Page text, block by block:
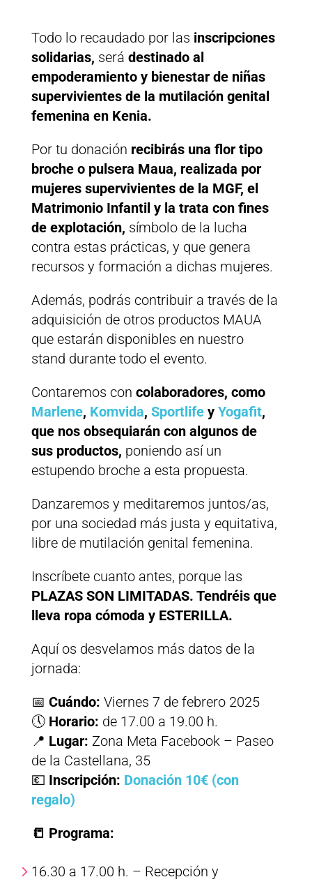
Todo lo recaudado por las inscripciones
solidarias, será destinado al
empoderamiento y bienestar de niñas
supervivientes de la mutilación genital
femenina en Kenia.
Por tu donación recibirás una flor tipo
broche o pulsera Maua, realizada por
mujeres supervivientes de la MGF, el
Matrimonio Infantil y la trata con fines
de explotación, símbolo de la lucha
contra estas prácticas, y que genera
recursos y formación a dichas mujeres.
Además, podrás contribuir a través de la
adquisición de otros productos MAUA
que estarán disponibles en nuestro
stand durante todo el evento.
Contaremos con colaboradores, como
Marlene, Komvida, Sportlifey Yogafit,
que nos obsequiarán con algunos de
sus productos, poniendo así un
estupendo broche a esta propuesta.
Danzaremos y meditaremos juntos/as,
por una sociedad más justa y equitativa,
libre de mutilación genital femenina.
Inscríbete cuanto antes, porque las
PLAZAS SON LIMITADAS. Tendréis que
lleva ropa cómoda y ESTERILLA.
Aquí os desvelamos más datos de la
jornada:
📅 Cuándo: Viernes 7 de febrero 2025
🕔 Horario: de 17.00 a 19.00 h.
📍 Lugar: Zona Meta Facebook – Paseo
de la Castellana, 35
💶 Inscripción: Donación 10€ (con
regalo)
📒 Programa:
16.30 a 17.00 h. – Recepción y